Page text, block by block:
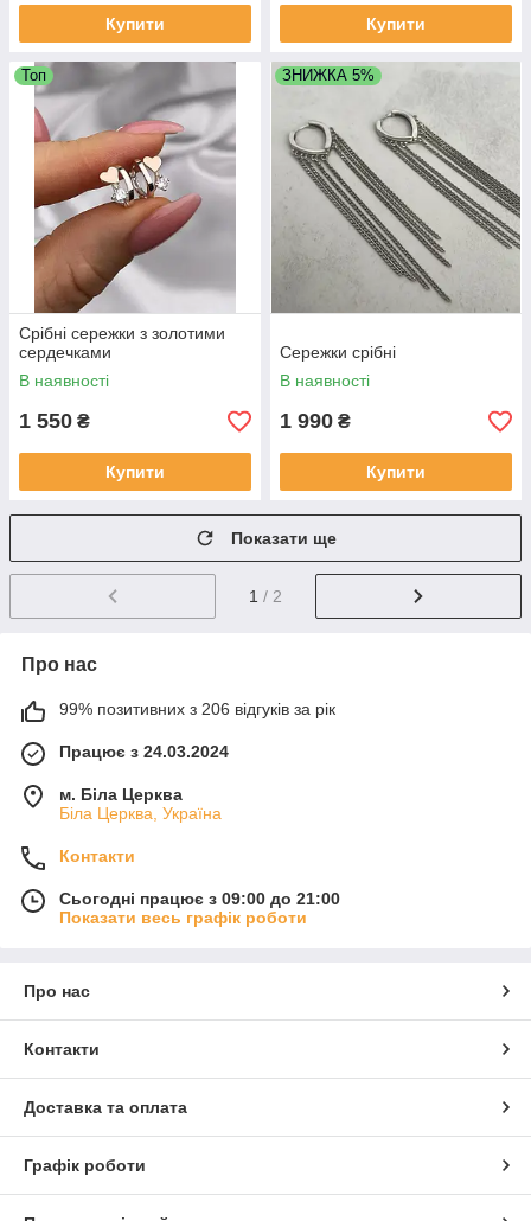
Купити Купити
Топ
Срібні сережки з золотими
сердечками
В наявності
1 550 ₴
Купити
ЗНИЖКА 5%
Сережки срібні
В наявності
1 990 ₴
Купити
Показати ще
1 / 2
Про нас
99% позитивних з 206 відгуків за рік
Працює з 24.03.2024
м. Біла Церква
Біла Церква, Україна
Контакти
Сьогодні працює з 09:00 до 21:00
Показати весь графік роботи
Про нас
Контакти
Доставка та оплата
Графік роботи